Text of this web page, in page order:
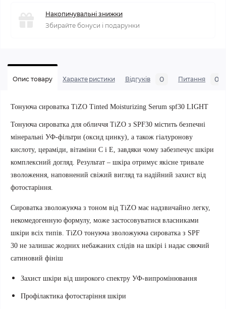
Накопичувальні знижки
Збирайте бонуси і подарунки
Опис товару Характеристики Відгуків 0 Питання 0
Тонуюча сироватка TiZO Tinted Moisturizing Serum spf30 LIGHT
Тонуюча сироватка для обличчя TiZO з SPF30 містить безпечні
мінеральні УФ-фільтри (оксид цинку), а також гіалуронову
кислоту, цераміди, вітаміни С і Е, завдяки чому забезпечує шкіри
комплексний догляд. Результат – шкіра отримує якісне тривале
зволоження, наповнений свіжий вигляд та надійний захист від
фотостаріння.
Сироватка зволожуюча з тоном від TiZO має надзвичайно легку,
некомедогенную формулу, може застосовуватися власниками
шкіри всіх типів. TiZO тонуюча зволожуюча сироватка з SPF
30 не залишає жодних небажаних слідів на шкірі і надає сяючий
сатиновий фініш
Захист шкіри від широкого спектру УФ-випромінювання
Профілактика фотостаріння шкіри